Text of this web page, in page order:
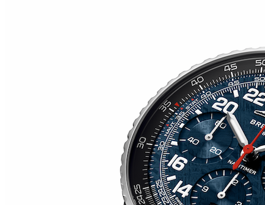
RM O7-01 COLOURED CERAMICS 2026 de RICHARD